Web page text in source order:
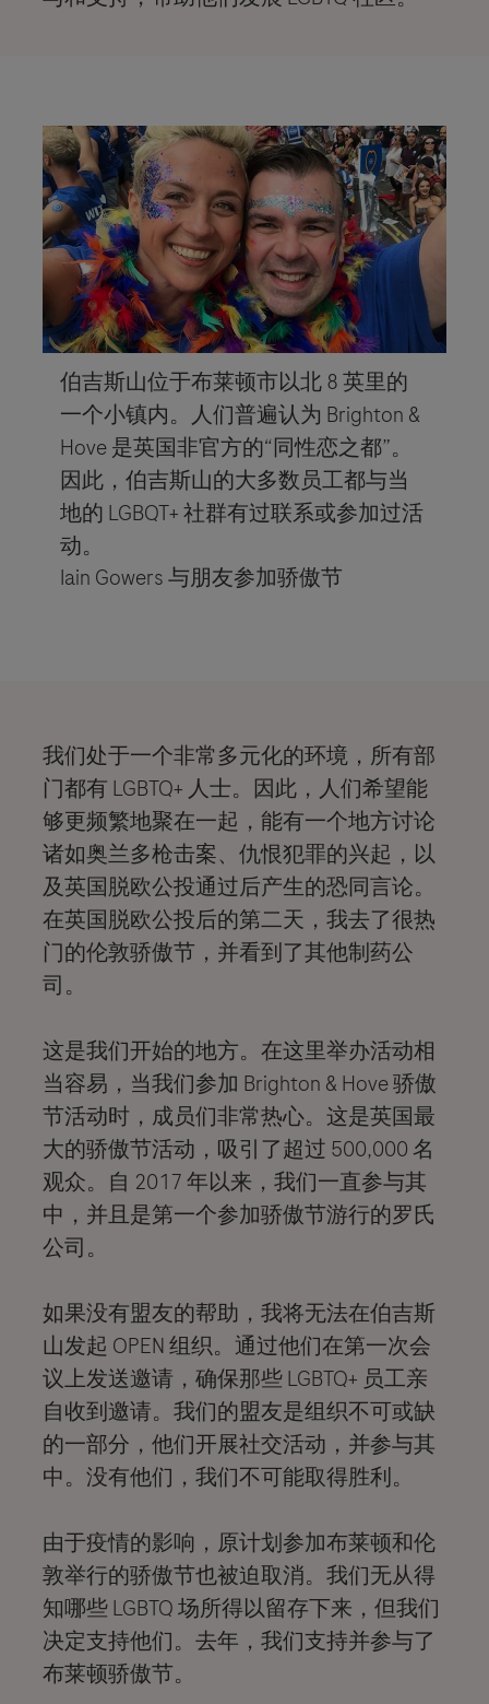
伯吉斯山位于布莱顿市以北 8 英里的
一个小镇内。人们普遍认为 Brighton &
Hove 是英国非官方的“同性恋之都”。
因此，伯吉斯山的大多数员工都与当
地的 LGBQT+ 社群有过联系或参加过活
动。
Iain Gowers 与朋友参加骄傲节
我们处于一个非常多元化的环境，所有部
门都有 LGBTQ+ 人士。因此，人们希望能
够更频繁地聚在一起，能有一个地方讨论
诸如奥兰多枪击案、仇恨犯罪的兴起，以
及英国脱欧公投通过后产生的恐同言论。
在英国脱欧公投后的第二天，我去了很热
门的伦敦骄傲节，并看到了其他制药公
司。
这是我们开始的地方。在这里举办活动相
当容易，当我们参加 Brighton & Hove 骄傲
节活动时，成员们非常热心。这是英国最
大的骄傲节活动，吸引了超过 500,000 名
观众。自 2017 年以来，我们一直参与其
中，并且是第一个参加骄傲节游行的罗氏
公司。
如果没有盟友的帮助，我将无法在伯吉斯
山发起 OPEN 组织。通过他们在第一次会
议上发送邀请，确保那些 LGBTQ+ 员工亲
自收到邀请。我们的盟友是组织不可或缺
的一部分，他们开展社交活动，并参与其
中。没有他们，我们不可能取得胜利。
由于疫情的影响，原计划参加布莱顿和伦
敦举行的骄傲节也被迫取消。我们无从得
知哪些 LGBTQ 场所得以留存下来，但我们
决定支持他们。去年，我们支持并参与了
布莱顿骄傲节。